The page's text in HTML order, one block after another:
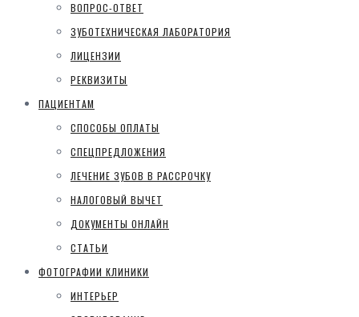
ВОПРОС-ОТВЕТ
ЗУБОТЕХНИЧЕСКАЯ ЛАБОРАТОРИЯ
ЛИЦЕНЗИИ
РЕКВИЗИТЫ
ПАЦИЕНТАМ
СПОСОБЫ ОПЛАТЫ
СПЕЦПРЕДЛОЖЕНИЯ
ЛЕЧЕНИЕ ЗУБОВ В РАССРОЧКУ
НАЛОГОВЫЙ ВЫЧЕТ
ДОКУМЕНТЫ ОНЛАЙН
СТАТЬИ
ФОТОГРАФИИ КЛИНИКИ
ИНТЕРЬЕР